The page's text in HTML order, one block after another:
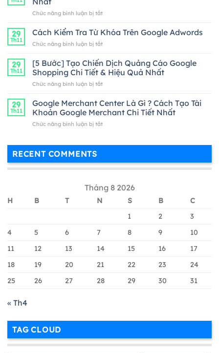
Chức năng bình luận bị tắtở
Thanh
Toán
Google
Hiệu
Quả
29
Th11
Cách Kiểm Tra Từ Khóa Trên Google Adwords
Chức năng bình luận bị tắtở
Kiểm
Tra
Từ
Khóa
Google
Adwords
29
Th11
[5 Bước] Tạo Chiến Dịch Quảng Cáo Google
Shopping Chi Tiết & Hiệu Quả Nhất
Chức năng bình luận bị tắtở
Bước]
Tạo
Chiến
Dịch
Chi
Hiệu
29
Th11
Google Merchant Center Là Gì ? Cách Tạo Tài
Khoản Google Merchant Chi Tiết Nhất
Chức năng bình luận bị tắtở
Gì
Tạo
Nhất
RECENT COMMENTS
Tháng 8 2026
H B T N S B
C
1
2
3
4
5 6 7 8 9
10
11
12 13 14 15 16
17
18
19 20 21 22 23
24
25
26 27 28 29 30 31
« Th4
TAG CLOUD